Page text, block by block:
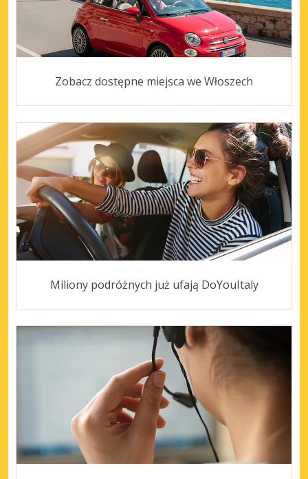
Zobacz dostępne miejsca we Włoszech
Miliony podróżnych już ufają DoYouItaly